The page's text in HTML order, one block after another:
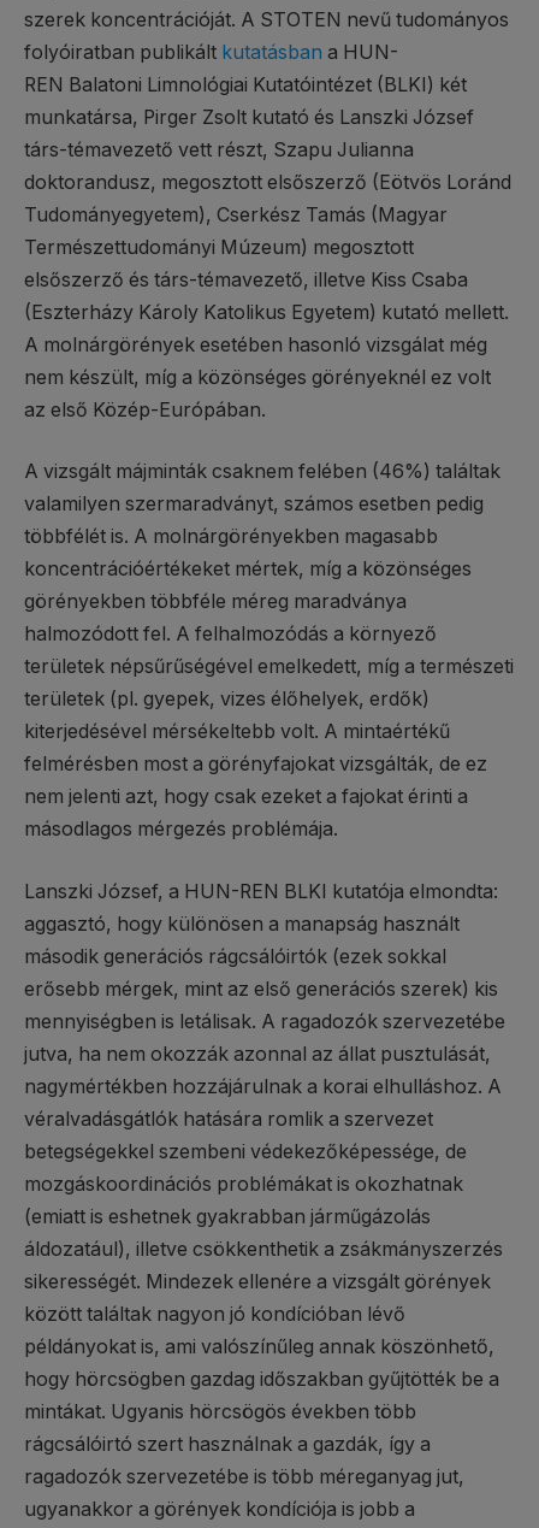
szerek koncentrációját. A STOTEN nevű tudományos
folyóiratban publikált kutatásban a HUN-
REN Balatoni Limnológiai Kutatóintézet (BLKI) két
munkatársa, Pirger Zsolt kutató és Lanszki József
társ-témavezető vett részt, Szapu Julianna
doktorandusz, megosztott elsőszerző (Eötvös Loránd
Tudományegyetem), Cserkész Tamás (Magyar
Természettudományi Múzeum) megosztott
elsőszerző és társ-témavezető, illetve Kiss Csaba
(Eszterházy Károly Katolikus Egyetem) kutató mellett.
A molnárgörények esetében hasonló vizsgálat még
nem készült, míg a közönséges görényeknél ez volt
az első Közép-Európában.
A vizsgált májminták csaknem felében (46%) találtak
valamilyen szermaradványt, számos esetben pedig
többfélét is. A molnárgörényekben magasabb
koncentrációértékeket mértek, míg a közönséges
görényekben többféle méreg maradványa
halmozódott fel. A felhalmozódás a környező
területek népsűrűségével emelkedett, míg a természeti
területek (pl. gyepek, vizes élőhelyek, erdők)
kiterjedésével mérsékeltebb volt. A mintaértékű
felmérésben most a görényfajokat vizsgálták, de ez
nem jelenti azt, hogy csak ezeket a fajokat érinti a
másodlagos mérgezés problémája.
Lanszki József, a HUN-REN BLKI kutatója elmondta:
aggasztó, hogy különösen a manapság használt
második generációs rágcsálóirtók (ezek sokkal
erősebb mérgek, mint az első generációs szerek) kis
mennyiségben is letálisak. A ragadozók szervezetébe
jutva, ha nem okozzák azonnal az állat pusztulását,
nagymértékben hozzájárulnak a korai elhulláshoz. A
véralvadásgátlók hatására romlik a szervezet
betegségekkel szembeni védekezőképessége, de
mozgáskoordinációs problémákat is okozhatnak
(emiatt is eshetnek gyakrabban járműgázolás
áldozatául), illetve csökkenthetik a zsákmányszerzés
sikerességét. Mindezek ellenére a vizsgált görények
között találtak nagyon jó kondícióban lévő
példányokat is, ami valószínűleg annak köszönhető,
hogy hörcsögben gazdag időszakban gyűjtötték be a
mintákat. Ugyanis hörcsögös években több
rágcsálóirtó szert használnak a gazdák, így a
ragadozók szervezetébe is több méreganyag jut,
ugyanakkor a görények kondíciója is jobb a